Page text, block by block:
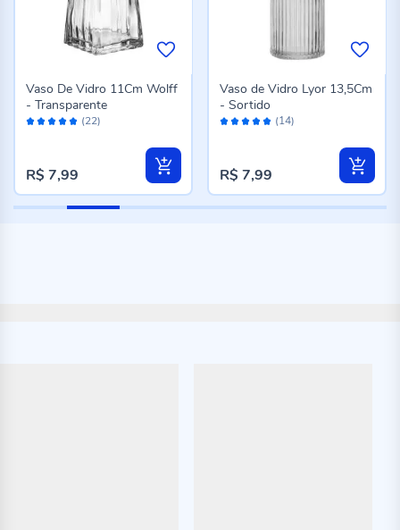
Avaliação: (22)
Vaso De Vidro 11Cm Wolff
- Transparente
R$ 7,99
Avaliação: (14)
Vaso de Vidro Lyor 13,5Cm
- Sortido
R$ 7,99